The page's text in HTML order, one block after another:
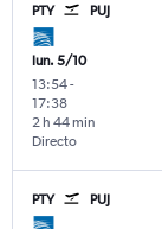
PTY PUJ
lun. 5/10
13:54-
17:38
Directo
2 h 44 min
PTY PUJ